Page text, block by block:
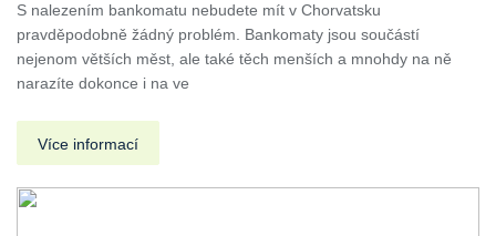
S nalezením bankomatu nebudete mít v Chorvatsku
pravděpodobně žádný problém. Bankomaty jsou součástí
nejenom větších měst, ale také těch menších a mnohdy na ně
narazíte dokonce i na ve
Více informací